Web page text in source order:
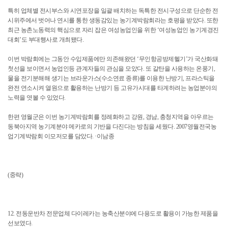
특히 업체별 전시부스와 시연포장을 일괄 배치하는 독특한 전시구성으로 단순한 전
시위주에서 벗어나 연시를 통한 생동감있는 농기계박람회라는 호평을 받았다. 또한
최근 농촌노동력의 핵심으로 자리 잡은 여성농업인을 위한 ‘여성농업인 농기계경진
대회’도 부대행사로 개최됐다.
이번 박람회에는 그동안 수입제품에만 의존해왔던 ‘무인항공방제헬기’가 국산화돼
첫선을 보이면서 농업인등 관계자들의 관심을 모았다. 또 갈탄을 사용하는 온풍기,
물을 전기분해해 생기는 브라운가스(수소연료 종류)를 이용한 난방기, 프라스틱을
완전 연소시켜 열원으로 활용하는 난방기 등 고유가시대를 타계하려는 농업분야의
노력을 엿볼 수 있었다.
한편 영월군은 이번 농기계박람회를 정례화하고 강원, 경남, 충청지역을 아우르는
동북아지역 농기계분야 메카로의 기반을 다진다는 방침을 세웠다. 2007영월전국농
업기계박람회 이모저모를 담았다. ·이남종
(중략)
12. 전동운반차 전문업체 다이레카는 농축산분야에 다용도로 활용이 가능한 제품을
선보였다.